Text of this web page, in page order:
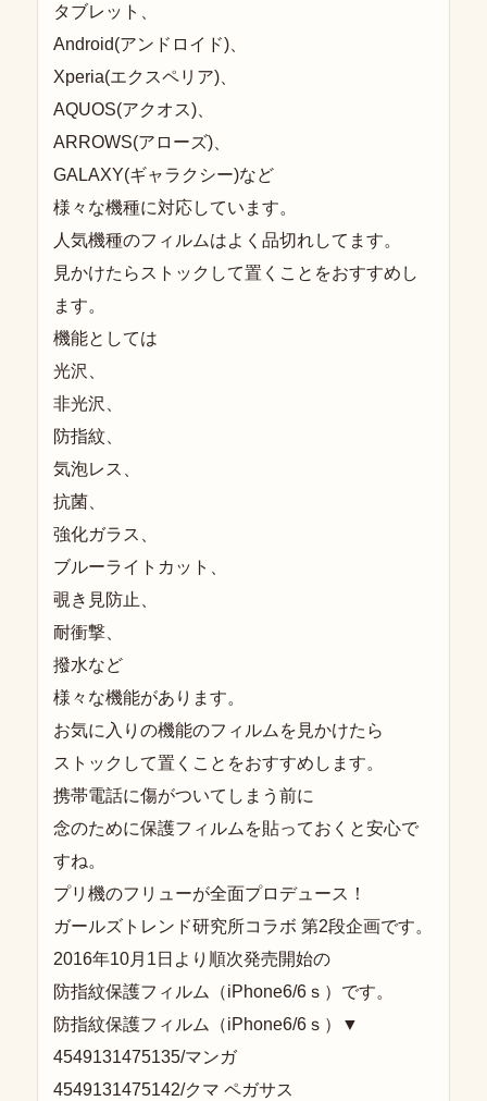
タブレット、
Android(アンドロイド)、
Xperia(エクスペリア)、
AQUOS(アクオス)、
ARROWS(アローズ)、
GALAXY(ギャラクシー)など
様々な機種に対応しています。
人気機種のフィルムはよく品切れしてます。
見かけたらストックして置くことをおすすめし
ます。
機能としては
光沢、
非光沢、
防指紋、
気泡レス、
抗菌、
強化ガラス、
ブルーライトカット、
覗き見防止、
耐衝撃、
撥水など
様々な機能があります。
お気に入りの機能のフィルムを見かけたら
ストックして置くことをおすすめします。
携帯電話に傷がついてしまう前に
念のために保護フィルムを貼っておくと安心で
すね。
プリ機のフリューが全面プロデュース！
ガールズトレンド研究所コラボ 第2段企画です。
2016年10月1日より順次発売開始の
防指紋保護フィルム（iPhone6/6ｓ）です。
防指紋保護フィルム（iPhone6/6ｓ）▼
4549131475135/マンガ
4549131475142/クマ ペガサス